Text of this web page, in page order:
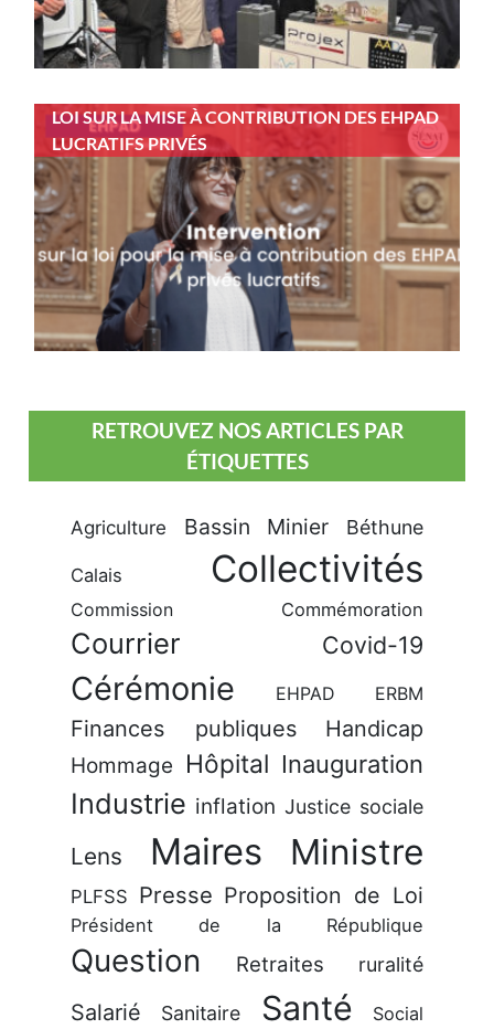
LOI SUR LA MISE À CONTRIBUTION DES EHPAD
LUCRATIFS PRIVÉS
RETROUVEZ NOS ARTICLES PAR
ÉTIQUETTES
Agriculture Bassin Minier Béthune
Calais Collectivités
Commission Commémoration
Courrier Covid-19
Cérémonie EHPAD ERBM
Finances publiques Handicap
Hommage Hôpital Inauguration
Industrie inflation Justice sociale
Lens Maires Ministre
PLFSS Presse Proposition de Loi
Président de la République
Question Retraites ruralité
Salarié Sanitaire Santé Social